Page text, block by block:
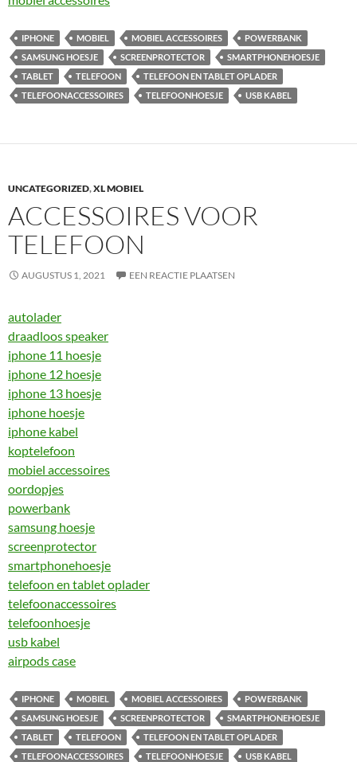
IPHONE MOBIEL MOBIEL ACCESSOIRES
POWERBANK
SAMSUNG HOESJE
SCREENPROTECTOR
SMARTPHONEHOESJE
TABLET
TELEFOON
TELEFOON EN TABLET OPLADER
TELEFOONACCESSOIRES
TELEFOONHOESJE USB KABEL
UNCATEGORIZED,XL MOBIEL
ACCESSOIRES VOOR
TELEFOON
AUGUSTUS 1, 2021 EEN REACTIE PLAATSEN
autolader
draadloos speaker
iphone 11 hoesje
iphone 12 hoesje
iphone 13 hoesje
iphone hoesje
iphone kabel
koptelefoon
mobiel accessoires
oordopjes
powerbank
samsung hoesje
screenprotector
smartphonehoesje
telefoon en tablet oplader
telefoonaccessoires
telefoonhoesje
usb kabel
airpods case
IPHONE MOBIEL MOBIEL ACCESSOIRES
POWERBANK
SAMSUNG HOESJE
SCREENPROTECTOR
SMARTPHONEHOESJE
TABLET
TELEFOON
TELEFOON EN TABLET OPLADER
TELEFOONACCESSOIRES
TELEFOONHOESJE USB KABEL